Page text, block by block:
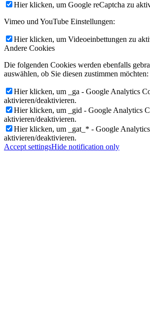
Hier klicken, um Google reCaptcha zu
Vimeo und YouTube Einstellungen:
Hier klicken, um Videoeinbettungen zu
Andere Cookies
Die folgenden Cookies werden ebenfalls
auswählen, ob Sie diesen zustimmen möchten:
Hier klicken, um _ga - Google Analytics
aktivieren/deaktivieren.
Hier klicken, um _gid - Google Analytics
aktivieren/deaktivieren.
Hier klicken, um _gat_* - Google
aktivieren/deaktivieren.
Accept settingsHide notification only